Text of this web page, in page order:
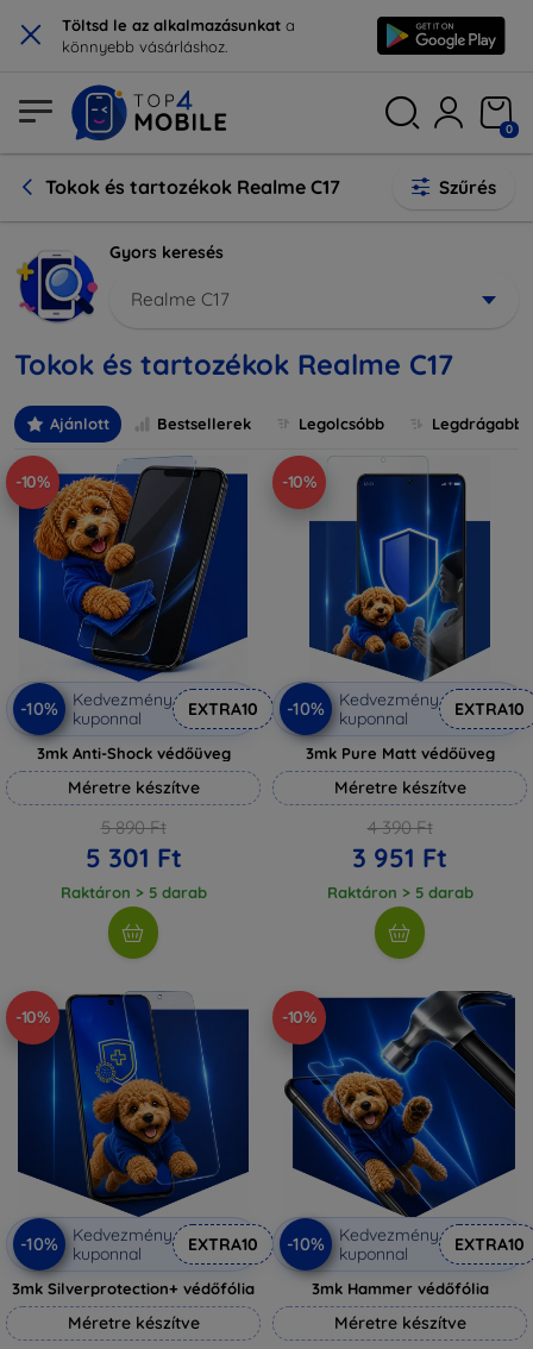
× Töltsd le az alkalmazásunkat a
könnyebb vásárláshoz.
0
Tokok és tartozékok Realme C17 Szűrés
Gyors keresés
Realme C17
Tokok és tartozékok Realme C17
Ajánlott Bestsellerek Legolcsóbb Legdrágabb
-10%
-10%
Kedvezmény
kuponnal
EXTRA10
3mk Anti-Shock védőüveg
Méretre készítve
5 890 Ft
5 301 Ft
Raktáron > 5 darab
-10%
-10%
Kedvezmény
kuponnal
EXTRA10
3mk Pure Matt védőüveg
Méretre készítve
4 390 Ft
3 951 Ft
Raktáron > 5 darab
-10%
-10%
Kedvezmény
kuponnal
EXTRA10
3mk Silverprotection+ védőfólia
Méretre készítve
-10%
-10%
Kedvezmény
kuponnal
EXTRA10
3mk Hammer védőfólia
Méretre készítve